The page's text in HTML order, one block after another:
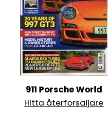
911 Porsche World
Hitta återförsäljare